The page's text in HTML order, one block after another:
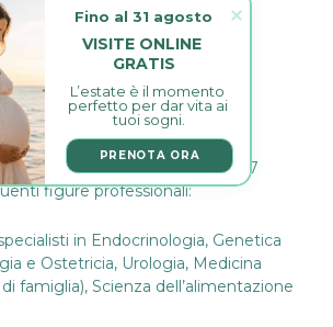
ECM
con crediti formativi ( n. 7,7
figure professionali:
in Endocrinologia, Genetica
e Ostetricia, Urologia, Medicina
famiglia), Scienza dell’alimentazione
VISITE ONLINE
GRATIS
L’estate è il momento
perfetto per dar vita ai
tuoi sogni.
PRENOTA ORA
Fino al 31 agosto